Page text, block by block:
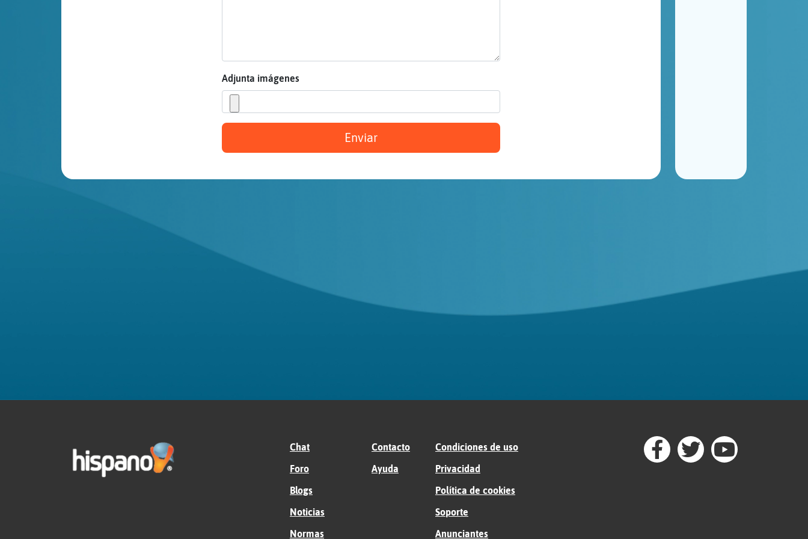
Adjunta imágenes
Enviar
Chat
Foro
Blogs
Noticias
Normas
Contacto
Ayuda
Condiciones de uso
Privacidad
Política de cookies
Soporte
Anunciantes